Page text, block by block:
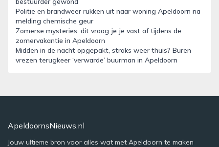
Politie en brandweer rukken uit naar woning Apeldoorn na
melding chemische geur
Zomerse mysteries: dit vraag je je vast af tijdens de
zomervakantie in Apeldoorn
Midden in de nacht opgepakt, straks weer thuis? Buren
vrezen terugkeer ‘verwarde’ buurman in Apeldoorn
ApeldoornsNieuws.nl
Jouw ultieme bron voor alles wat met Apeldoorn te maken